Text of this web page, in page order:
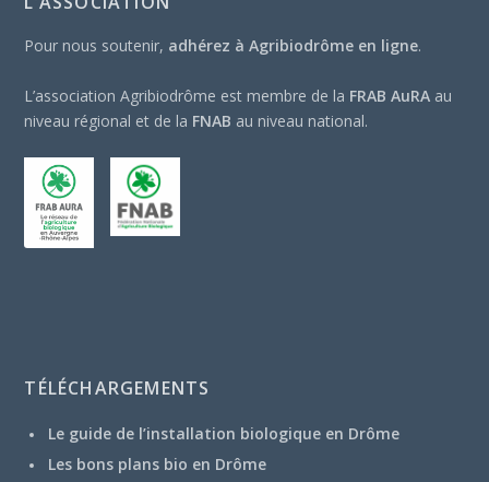
Pour nous soutenir, adhérez à Agribiodrôme en ligne.
L’association Agribiodrôme est membre de la FRAB AuRA au
niveau régional et de la FNAB au niveau national.
TÉLÉCHARGEMENTS
Le guide de l’installation biologique en Drôme
Les bons plans bio en Drôme